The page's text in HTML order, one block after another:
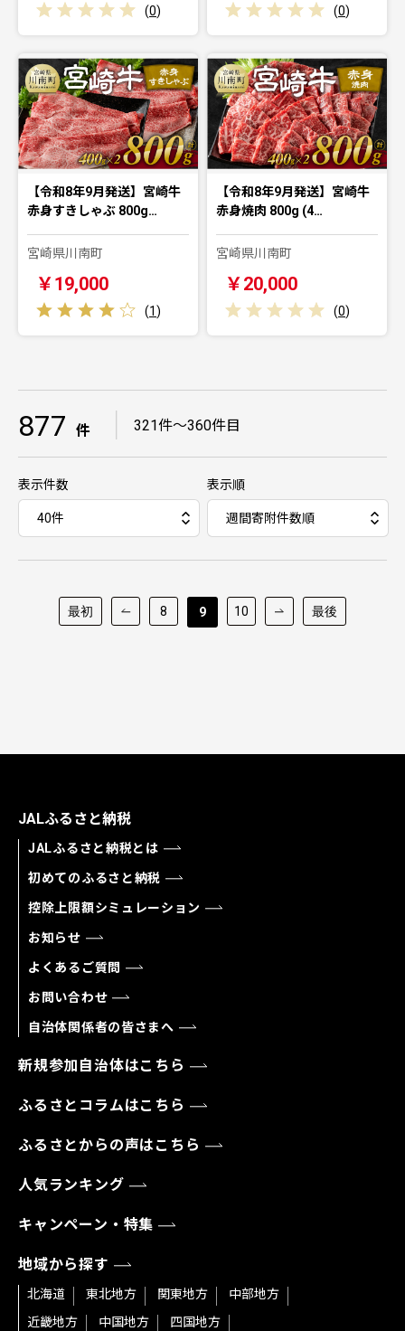
(0) (0)
【令和8年9月発送】宮崎牛
赤身すきしゃぶ 800g…
宮崎県川南町
￥19,000
(1)
【令和8年9月発送】宮崎牛
赤身焼肉 800g (4…
宮崎県川南町
￥20,000
(0)
877 件 321件～360件目
表示件数 表示順
最初 8 9 10 最後
JALふるさと納税
JALふるさと納税とは
初めてのふるさと納税
控除上限額シミュレーション
お知らせ
よくあるご質問
お問い合わせ
自治体関係者の皆さまへ
新規参加自治体はこちら
ふるさとコラムはこちら
ふるさとからの声はこちら
人気ランキング
キャンペーン・特集
地域から探す
北海道 東北地方 関東地方
中部地方
近畿地方
中国地方
四国地方